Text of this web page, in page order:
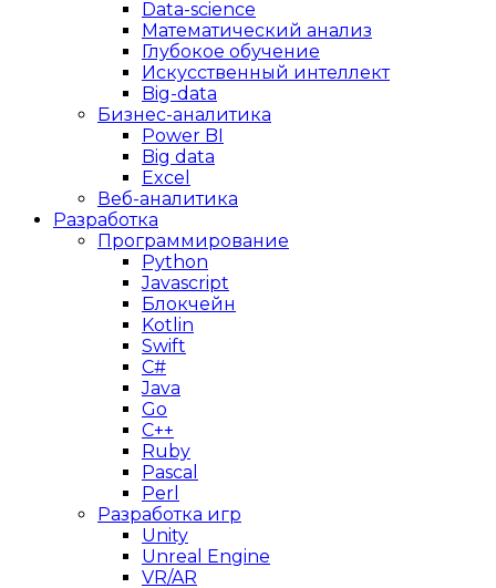
Data-science
Математический анализ
Глубокое обучение
Искусственный интеллект
Big-data
Бизнес-аналитика
Power BI
Big data
Excel
Веб-аналитика
Разработка
Программирование
Python
Javascript
Блокчейн
Kotlin
Swift
C#
Java
Go
C++
Ruby
Pascal
Perl
Разработка игр
Unity
Unreal Engine
VR/AR